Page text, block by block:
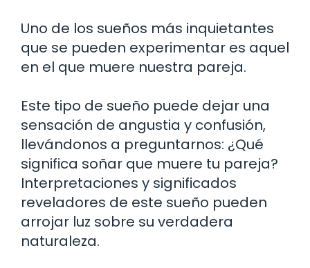
Uno de los sueños más inquietantes
que se pueden experimentar es aquel
en el que muere nuestra pareja.
Este tipo de sueño puede dejar una
sensación de angustia y confusión,
llevándonos a preguntarnos: ¿Qué
significa soñar que muere tu pareja?
Interpretaciones y significados
reveladores de este sueño pueden
arrojar luz sobre su verdadera
naturaleza.